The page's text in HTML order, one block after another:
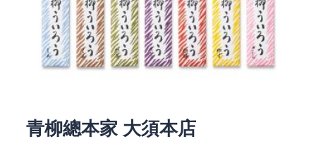
青柳總本家 大須本店